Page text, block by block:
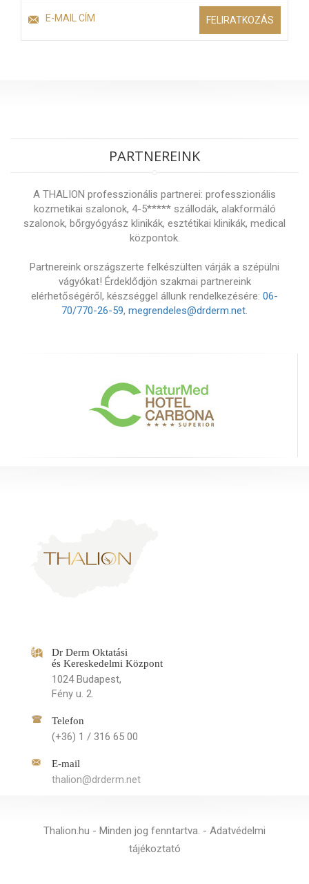
FELIRATKOZÁS
PARTNEREINK
A THALION professzionális partnerei: professzionális
kozmetikai szalonok, 4-5***** szállodák, alakformáló
szalonok, bőrgyógyász klinikák, esztétikai klinikák, medical
központok.
Partnereink országszerte felkészülten várják a szépülni
vágyókat! Érdeklődjön szakmai partnereink
elérhetőségéről, készséggel állunk rendelkezésére: 06-
70/770-26-59, megrendeles@drderm.net.
Dr Derm Oktatási
és Kereskedelmi Központ
1024 Budapest,
Fény u. 2.
Telefon
(+36) 1 / 316 65 00
E-mail
thalion@drderm.net
Thalion.hu - Minden jog fenntartva. - Adatvédelmi
tájékoztató